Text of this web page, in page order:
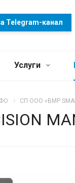
Telegram-канал
Услуги
СП ООО «BMP